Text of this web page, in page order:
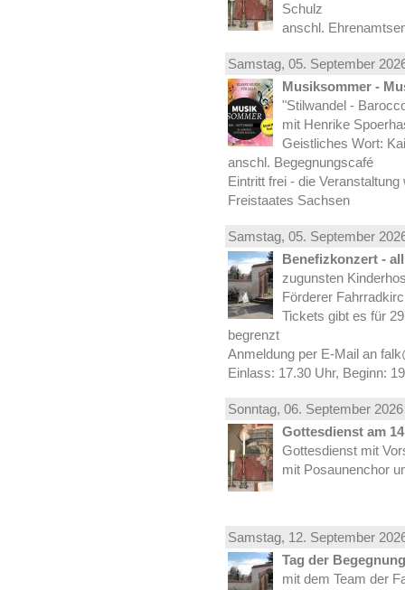
Schulz
anschl.
Samstag, 05. September
Musiksommer -
"Stilwandel -
mit Henrike
Geistliches Wort:
anschl. Begegnungscafé
Eintritt frei - die
Freistaates Sachsen
Samstag, 05. September
Benefizkonzert -
zugunsten
Förderer
Tickets gibt es für
begrenzt
Anmeldung per E-Mail an
Einlass: 17.30 Uhr, Beginn:
Sonntag, 06. September
Gottesdienst am
Gottesdienst mit
mit Posaunenchor
Samstag, 12. September
Tag der
mit dem Team der